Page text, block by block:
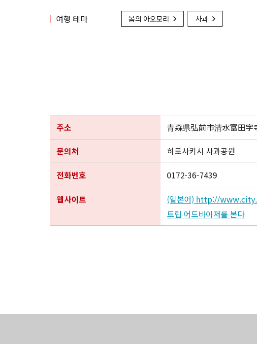
여행 테마 봄의 아오모리 사과
주소 青森県弘前市清水富田字
문의처 히로사키시 사과공원
전화번호 0172-36-7439
웹사이트
(일본어) http://
트립 어드바이저를 본다